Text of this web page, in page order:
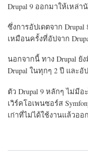
Drupal 9 ออกมาให้เหล่
ซึ่งการอัปเดตจาก
เหมือนครั้งที่อัปจาก
นอกจากนี้ ทาง Drupal ยั
Drupal ในทุกๆ 2 ปี และ
ตัว Drupal 9 หลักๆ ไม่มี
เวิร์คโอเพนซอร์ส
เก่าที่ไม่ได้ใช้งานแล้วออ
about มาตามการ